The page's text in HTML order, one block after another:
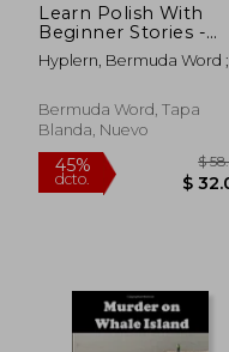
Learn Polish With
Beginner Stories -
the Story Tree:
Interlinear Polish to
With Interlinear
Stories for Beginners
Readers) (en Inglés)
Hyplern, Bermuda Word ;
Bermuda Word, Tapa
Blanda, Nuevo